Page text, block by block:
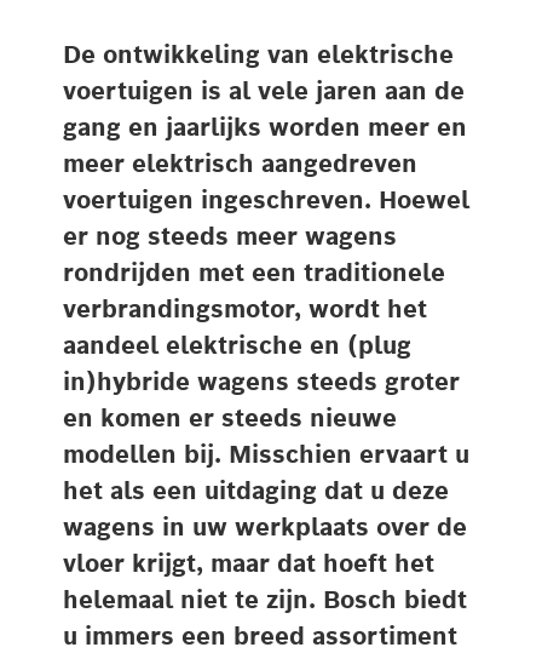
De ontwikkeling van elektrische
voertuigen is al vele jaren aan de
gang en jaarlijks worden meer en
meer elektrisch aangedreven
voertuigen ingeschreven. Hoewel
er nog steeds meer wagens
rondrijden met een traditionele
verbrandingsmotor, wordt het
aandeel elektrische en (plug
in)hybride wagens steeds groter
en komen er steeds nieuwe
modellen bij. Misschien ervaart u
het als een uitdaging dat u deze
wagens in uw werkplaats over de
vloer krijgt, maar dat hoeft het
helemaal niet te zijn. Bosch biedt
u immers een breed assortiment